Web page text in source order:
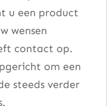
u een product
wensen
contact op.
om een
steeds verder